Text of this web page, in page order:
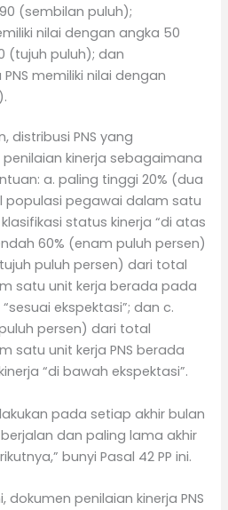
(sembilan puluh);
nilai dengan angka 50
(tujuh puluh); dan
memiliki nilai dengan
distribusi PNS yang
kinerja sebagaimana
a. paling tinggi 20% (dua
populasi pegawai dalam satu
status kinerja “di atas
60% (enam puluh persen)
puluh persen) dari total
satu unit kerja berada pada
ekspektasi”; dan c.
persen) dari total
satu unit kerja PNS berada
“di bawah ekspektasi”.
pada setiap akhir bulan
dan paling lama akhir
bunyi Pasal 42 PP ini.
dokumen penilaian kinerja PNS